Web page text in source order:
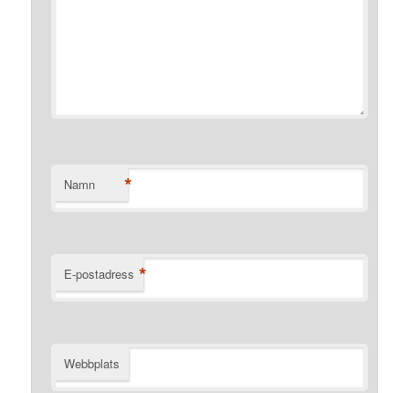
Namn *
E-postadress *
Webbplats